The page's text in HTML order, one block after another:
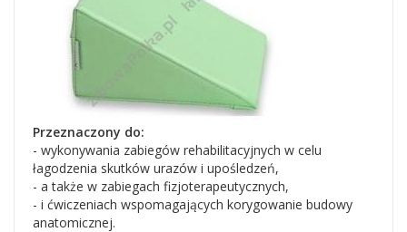
Przeznaczony do:
- wykonywania zabiegów rehabilitacyjnych w celu
łagodzenia skutków urazów i upośledzeń,
- a także w zabiegach fizjoterapeutycznych,
- i ćwiczeniach wspomagających korygowanie budowy
anatomicznej.